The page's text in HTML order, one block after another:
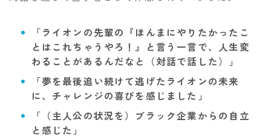
「ライオンの先輩の『ほんまにやりたかったこ
とはこれちゃうやろ！』と言う一言で、人生変
わることがあるんだなと（対話で話した）」
「夢を最後追い続けて逃げたライオンの未来
に、チャレンジの喜びを感じました」
「（主人公の状況を）ブラック企業からの自立
と感じた」